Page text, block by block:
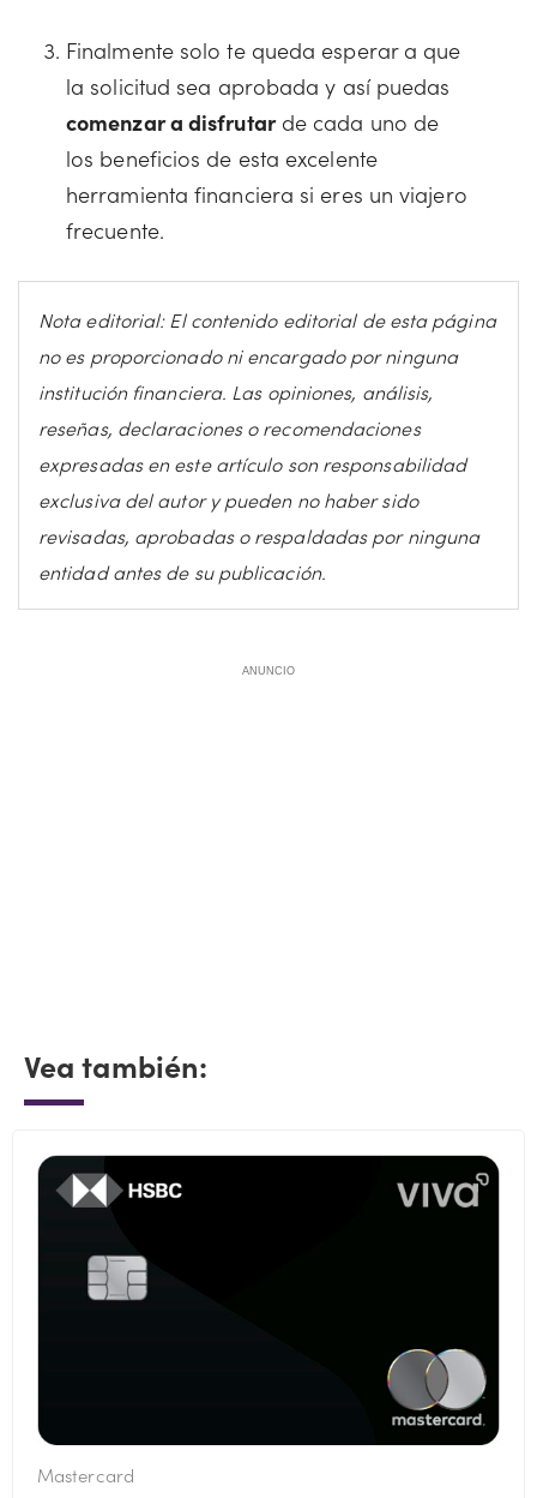
Finalmente solo te queda esperar a que
la solicitud sea aprobada y así puedas
comenzar a disfrutarde cada uno de
los beneficios de esta excelente
herramienta financiera si eres un viajero
frecuente.
Nota editorial: El contenido editorial de esta página
no es proporcionado ni encargado por ninguna
institución financiera. Las opiniones, análisis,
reseñas, declaraciones o recomendaciones
expresadas en este artículo son responsabilidad
exclusiva del autor y pueden no haber sido
revisadas, aprobadas o respaldadas por ninguna
entidad antes de su publicación.
ANUNCIO
Vea también:
Mastercard